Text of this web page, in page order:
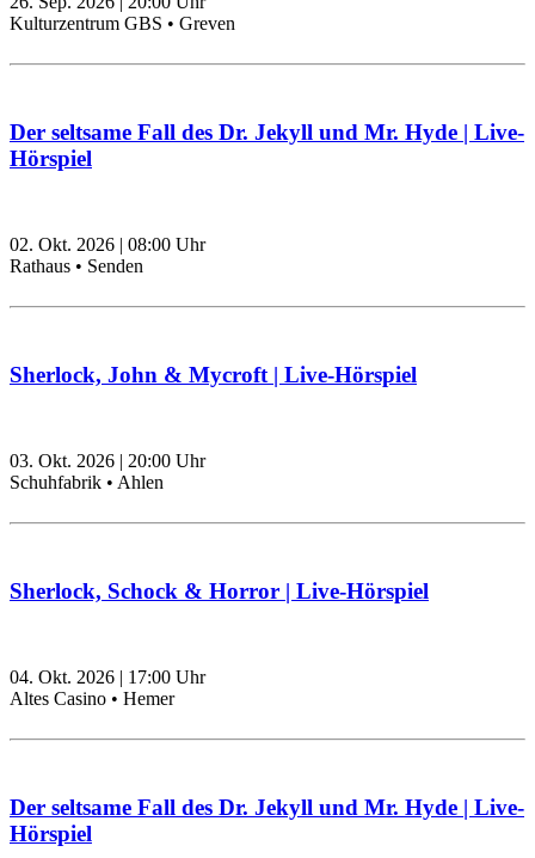
Kulturzentrum GBS • Greven
Der seltsame Fall des Dr. Jekyll und Mr. Hyde | Live-
Hörspiel
02. Okt. 2026 | 08:00 Uhr
Rathaus • Senden
Sherlock, John & Mycroft | Live-Hörspiel
03. Okt. 2026 | 20:00 Uhr
Schuhfabrik • Ahlen
Sherlock, Schock & Horror | Live-Hörspiel
04. Okt. 2026 | 17:00 Uhr
Altes Casino • Hemer
Der seltsame Fall des Dr. Jekyll und Mr. Hyde | Live-
Hörspiel